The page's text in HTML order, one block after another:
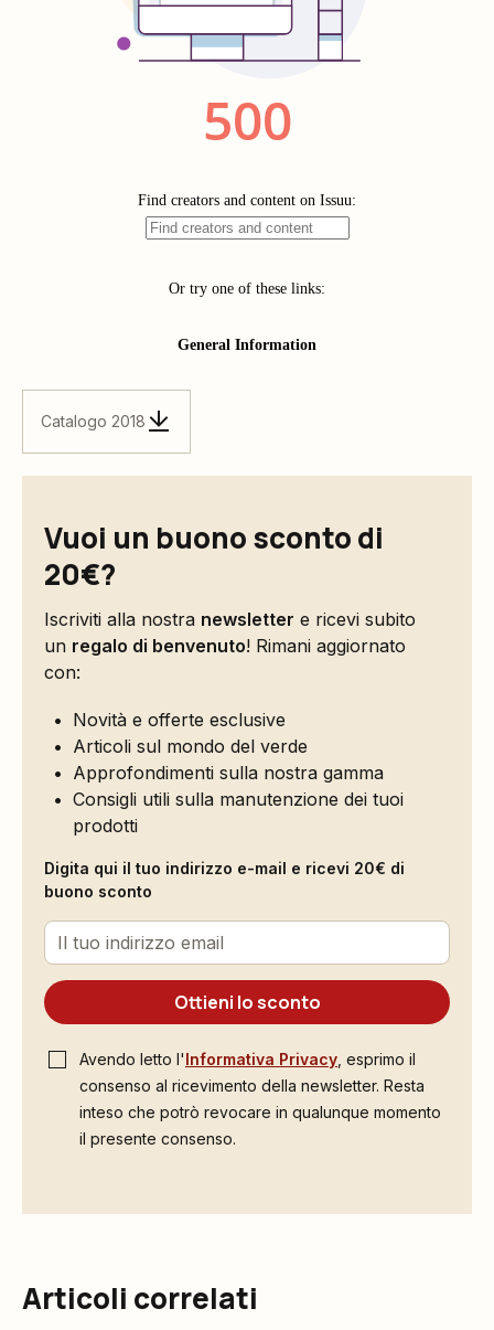
Catalogo 2018
Vuoi un buono sconto di
20€?
Iscriviti alla nostra newsletter e ricevi subito
un regalo di benvenuto! Rimani aggiornato
con:
Novità e offerte esclusive
Articoli sul mondo del verde
Approfondimenti sulla nostra gamma
Consigli utili sulla manutenzione dei tuoi
prodotti
Digita qui il tuo indirizzo e-mail e ricevi 20€ di
buono sconto
Ottieni lo sconto
Avendo letto l'Informativa Privacy , esprimo il
consenso al ricevimento della newsletter. Resta
inteso che potrò revocare in qualunque momento
il presente consenso.
Articoli correlati